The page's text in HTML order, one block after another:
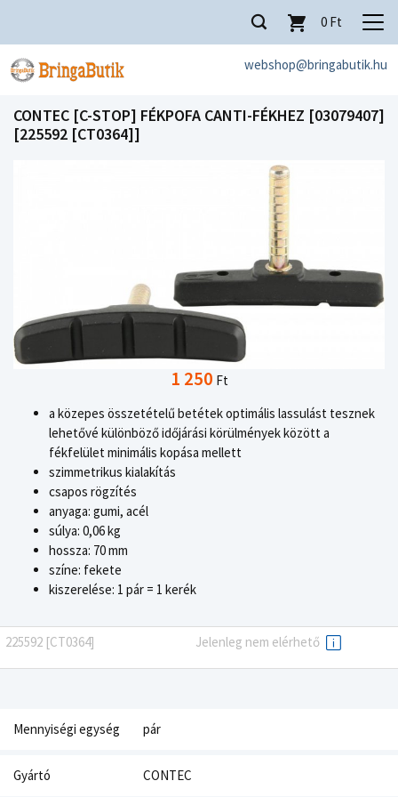
webshop@bringabutik.hu
0 Ft
CONTEC [C-STOP] FÉKPOFA CANTI-FÉKHEZ [03079407]
[225592 [CT0364]]
1 250 Ft
a közepes összetételű betétek optimális lassulást tesznek
lehetővé különböző időjárási körülmények között a
fékfelület minimális kopása mellett
szimmetrikus kialakítás
csapos rögzítés
anyaga: gumi, acél
súlya: 0,06 kg
hossza: 70 mm
színe: fekete
kiszerelése: 1 pár = 1 kerék
225592 [CT0364] Jelenleg nem elérhető
Mennyiségi egység pár
Gyártó CONTEC